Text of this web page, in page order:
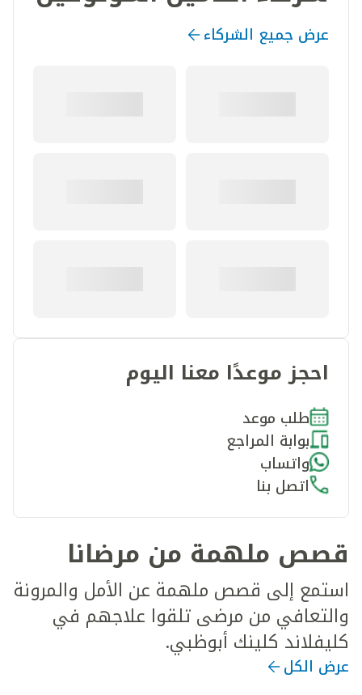
عرض جميع الشركاء
احجز موعدًا معنا اليوم
طلب موعد
بوابة المراجع
واتساب
اتصل بنا
قصص ملهمة من مرضانا
استمع إلى قصص ملهمة عن الأمل والمرونة
والتعافي من مرضى تلقوا علاجهم في
كليفلاند كلينك أبوظبي.
عرض الكل